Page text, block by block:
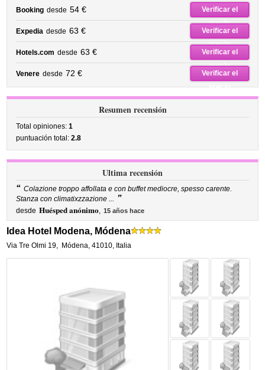
Booking desde 54 €
Verificar el
precio
Expedia desde 63 €
Verificar el
precio
Hotels.com desde 63 €
Verificar el
precio
Venere desde 72 €
Verificar el
precio
Resumen recensión
Total opiniones:1
puntuación total:2.8
Ultima recensión
“ Colazione troppo affollata e con buffet mediocre, spesso carente.
Stanza con climatixzzazione ... ”
desde Huésped anónimo, 15 años hace
Idea Hotel Modena, Módena
Via Tre Olmi 19, Módena,41010, Italia